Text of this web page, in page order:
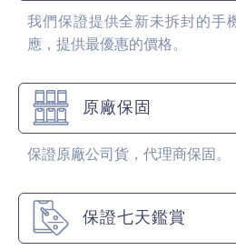
我們保證提供全新未拆封的手
應，提供最優惠的價格。
原廠保固
保證原廠公司貨，代理商保固。
保證七天鑑賞